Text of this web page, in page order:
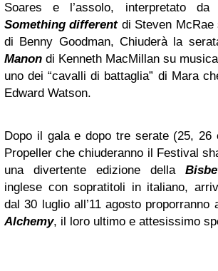
Soares e l’assolo, interpretato da
Something differentdi Steven
di Benny Goodman, Chiuderà la
Manon di Kenneth MacMillan su
uno dei “cavalli di battaglia” di Mara
Edward Watson.
Dopo il gala e dopo tre serate (25, 26
Propeller che chiuderanno il Festival
una divertente edizione della
inglese con sopratitoli in italiano,
dal 30 luglio all’11 agosto proporranno
Alchemy, il loro ultimo e attesissimo